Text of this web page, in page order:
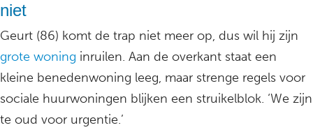
niet
Geurt (86) komt de trap niet meer op, dus wil hij zijn
grote woning inruilen. Aan de overkant staat een
kleine benedenwoning leeg, maar strenge regels voor
sociale huurwoningen blijken een struikelblok. ‘We zijn
te oud voor urgentie.’